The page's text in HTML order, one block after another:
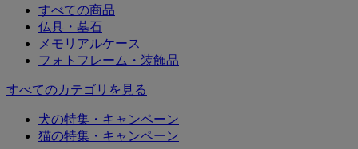
すべての商品
仏具・墓石
メモリアルケース
フォトフレーム・装飾品
すべてのカテゴリを見る
犬の特集・キャンペーン
猫の特集・キャンペーン